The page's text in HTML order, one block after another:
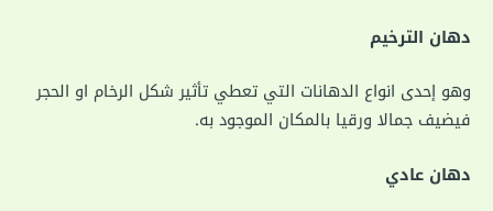
دهان الترخيم
وهو إحدى انواع الدهانات التي تعطي تأثير شكل الرخام او الحجر
فيضيف جمالا ورقيا بالمكان الموجود به.
دهان عادي